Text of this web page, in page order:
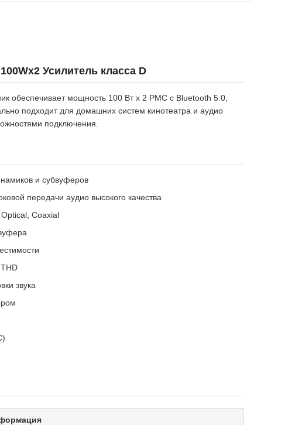
Усилитель класса D
обеспечивает мощность 100 Вт х 2 РМС с Bluetooth 5.0,
подходит для домашних систем кинотеатра и аудио
подключения.
и субвуферов
передачи аудио высокого качества
Coaxial
звука